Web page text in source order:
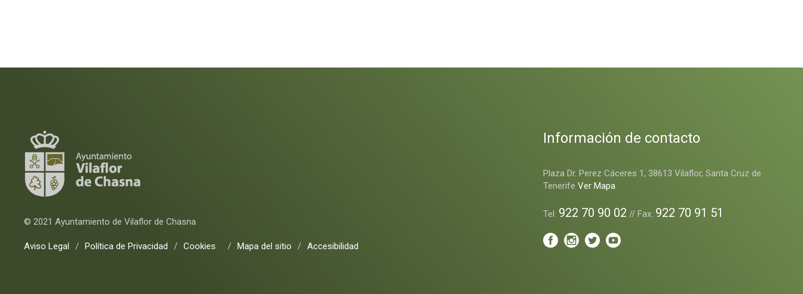
© 2021 Ayuntamiento de Vilaflor de Chasna
Aviso Legal / Política de Privacidad / Cookies / Mapa del sitio / Accesibilidad
Información de contacto
Plaza Dr. Perez Cáceres 1, 38613 Vilaflor, Santa Cruz de
TenerifeVer Mapa
Tel: 922 70 90 02 // Fax: 922 70 91 51